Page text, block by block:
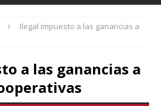
Ilegal impuesto a las ganancias a
a las ganancias a